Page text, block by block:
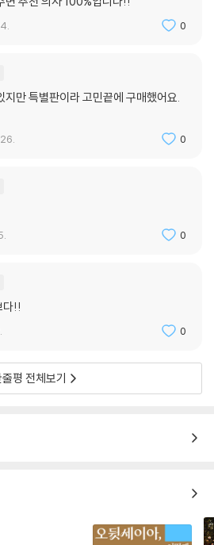
. 그치만 누가 누구를 좋아하는지 정확하
게 오답을 말하는 에마. 읽는 내내 "제발 그
나아지려고 하는 친구예요. 주위 사람을 살
언제나 솔직하려고 애씁니다. 자신의 과오
을 받아들여 뉘우치고 반성하죠. 제인 오스
지 않을 여주인공'을 만들었다고 했지만, 저
들을 꼭 끝까지 즐기시길 바랄게요.
0
지만 특별판이라 고민끝에 구매했어요.
0
0
다!!
0
평 전체보기